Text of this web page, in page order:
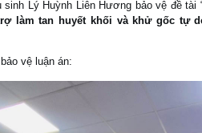
Lý Huỳnh Liên Hương bảo vệ đề tài
làm tan huyết khối và khử gốc tự
vệ luận án: